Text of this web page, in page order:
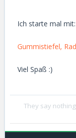
Ich starte mal mit:
Gummistiefel,
Viel Spaß :)
They say